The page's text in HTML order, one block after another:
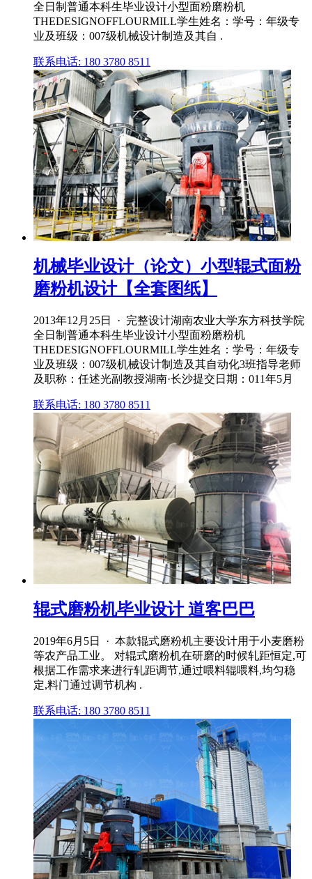
全日制普通本科生毕业设计小型面粉磨粉机
THEDESIGNOFFLOURMILL学生姓名：学号：年级专
业及班级：007级机械设计制造及其自 .
联系电话: 180 3780 8511
机械毕业设计（论文）小型辊式面粉
磨粉机设计【全套图纸】
2013年12月25日 · 完整设计湖南农业大学东方科技学院
全日制普通本科生毕业设计小型面粉磨粉机
THEDESIGNOFFLOURMILL学生姓名：学号：年级专
业及班级：007级机械设计制造及其自动化3班指导老师
及职称：任述光副教授湖南·长沙提交日期：011年5月
联系电话: 180 3780 8511
辊式磨粉机毕业设计 道客巴巴
2019年6月5日 · 本款辊式磨粉机主要设计用于小麦磨粉
等农产品工业。 对辊式磨粉机在研磨的时候轧距恒定,可
根据工作需求来进行轧距调节,通过喂料辊喂料,均匀稳
定,料门通过调节机构 .
联系电话: 180 3780 8511